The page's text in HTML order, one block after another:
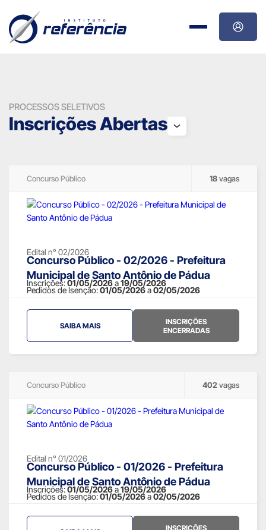
PROCESSOS SELETIVOS
Inscrições Abertas
Concurso Público 18vagas
Edital n° 02/2026
Concurso Público - 02/2026 - Prefeitura
Municipal de Santo Antônio de Pádua
Inscrições:01/05/2026a19/05/2026
Pedidos de Isenção:01/05/2026a02/05/2026
SAIBA MAIS
INSCRIÇÕES
ENCERRADAS
Concurso Público 402vagas
Edital n° 01/2026
Concurso Público - 01/2026 - Prefeitura
Municipal de Santo Antônio de Pádua
Inscrições:01/05/2026a19/05/2026
Pedidos de Isenção:01/05/2026a02/05/2026
INSCRIÇÕES